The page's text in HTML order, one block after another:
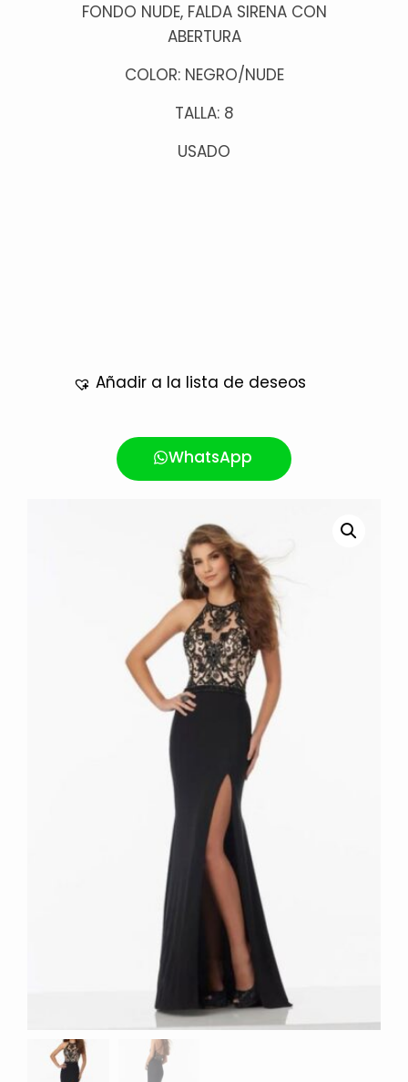
FONDO NUDE, FALDA SIRENA CON
ABERTURA
COLOR: NEGRO/NUDE
TALLA: 8
USADO
Añadir a la lista de deseos
WhatsApp